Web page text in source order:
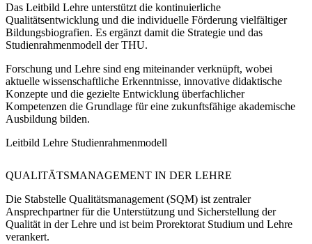
Das Leitbild Lehre unterstützt die kontinuierliche
Qualitätsentwicklung und die individuelle Förderung vielfältiger
Bildungsbiografien. Es ergänzt damit die Strategie und das
Studienrahmenmodell der THU.
Forschung und Lehre sind eng miteinander verknüpft, wobei
aktuelle wissenschaftliche Erkenntnisse, innovative didaktische
Konzepte und die gezielte Entwicklung überfachlicher
Kompetenzen die Grundlage für eine zukunftsfähige akademische
Ausbildung bilden.
Leitbild Lehre Studienrahmenmodell
QUALITÄTSMANAGEMENT IN DER LEHRE
Die Stabstelle Qualitätsmanagement (SQM) ist zentraler
Ansprechpartner für die Unterstützung und Sicherstellung der
Qualität in der Lehre und ist beim Prorektorat Studium und Lehre
verankert.